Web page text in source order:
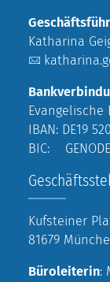
Katharina
Evangelische
IBAN: DE19
BIC:
Kufsteiner
81679
Büroleiterin: